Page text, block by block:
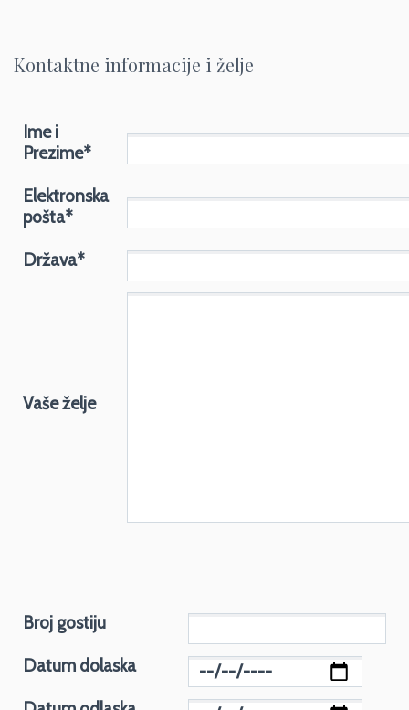
Kontaktne informacije i želje
Ime i
Prezime*
Elektronska
pošta*
Država*
Vaše želje
Broj gostiju
Datum dolaska